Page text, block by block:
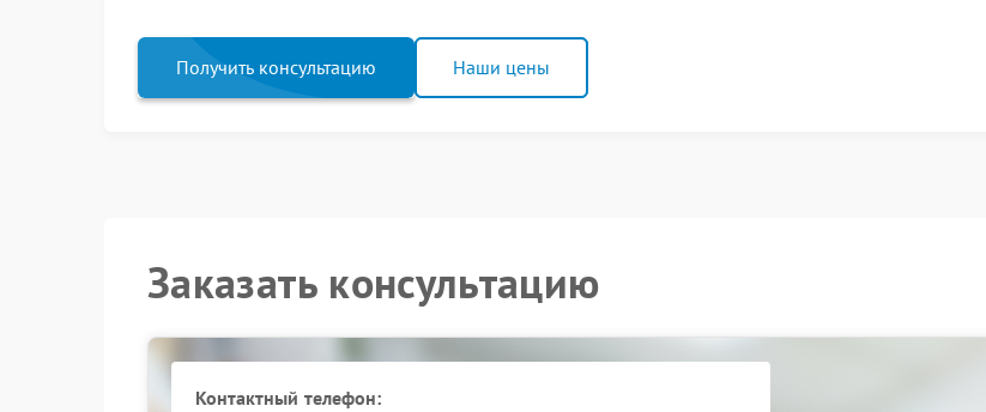
Получить консультацию Наши цены
Заказать консультацию
Контактный телефон: